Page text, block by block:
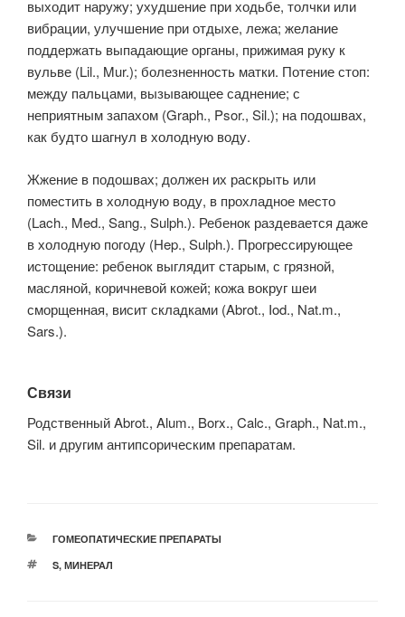
выходит наружу; ухудшение при ходьбе, толчки или
вибрации, улучшение при отдыхе, лежа; желание
поддержать выпадающие органы, прижимая руку к
вульве (Lil., Mur.); болезненность матки. Потение стоп:
между пальцами, вызывающее саднение; с
неприятным запахом (Graph., Psor., Sil.); на подошвах,
как будто шагнул в холодную воду.
Жжение в подошвах; должен их раскрыть или
поместить в холодную воду, в прохладное место
(Lach., Med., Sang., Sulph.). Ребенок раздевается даже
в холодную погоду (Hep., Sulph.). Прогрессирующее
истощение: ребенок выглядит старым, с грязной,
масляной, коричневой кожей; кожа вокруг шеи
сморщенная, висит складками (Abrot., Iod., Nat.m.,
Sars.).
Связи
Родственный Abrot., Alum., Borx., Calc., Graph., Nat.m.,
Sil. и другим антипсорическим препаратам.
РУБРИКИ
ГОМЕОПАТИЧЕСКИЕ ПРЕПАРАТЫ
МЕТКИ
S, МИНЕРАЛ